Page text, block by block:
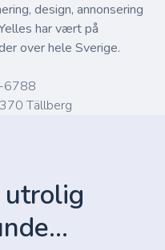
design, annonsering
har vært på
over hele Sverige.
6788
Tällberg